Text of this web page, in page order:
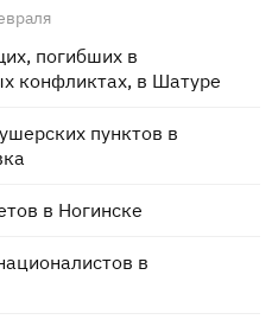
погибших в
конфликтах, в Шатуре
пунктов в
в Ногинске
в